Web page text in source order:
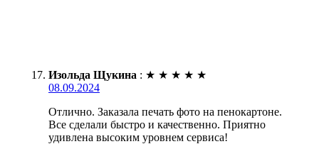
Изольда Щукина : ★ ★ ★ ★ ★
08.09.2024
Отлично. Заказала печать фото на пенокартоне.
Все сделали быстро и качественно. Приятно
удивлена высоким уровнем сервиса!